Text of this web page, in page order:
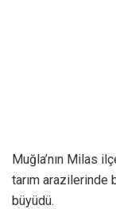
Muğla’nın Milas
tarım arazilerinde
büyüdü.